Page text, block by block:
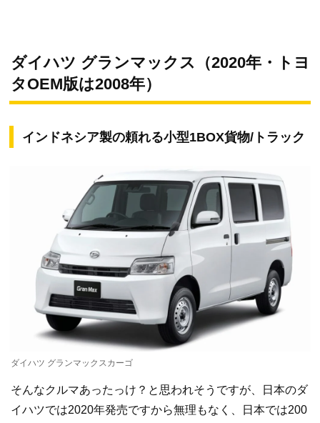
ダイハツ グランマックス（2020年・トヨ
タOEM版は2008年）
インドネシア製の頼れる小型1BOX貨物/トラック
ダイハツ グランマックスカーゴ
そんなクルマあったっけ？と思われそうですが、日本のダ
イハツでは2020年発売ですから無理もなく、日本では200